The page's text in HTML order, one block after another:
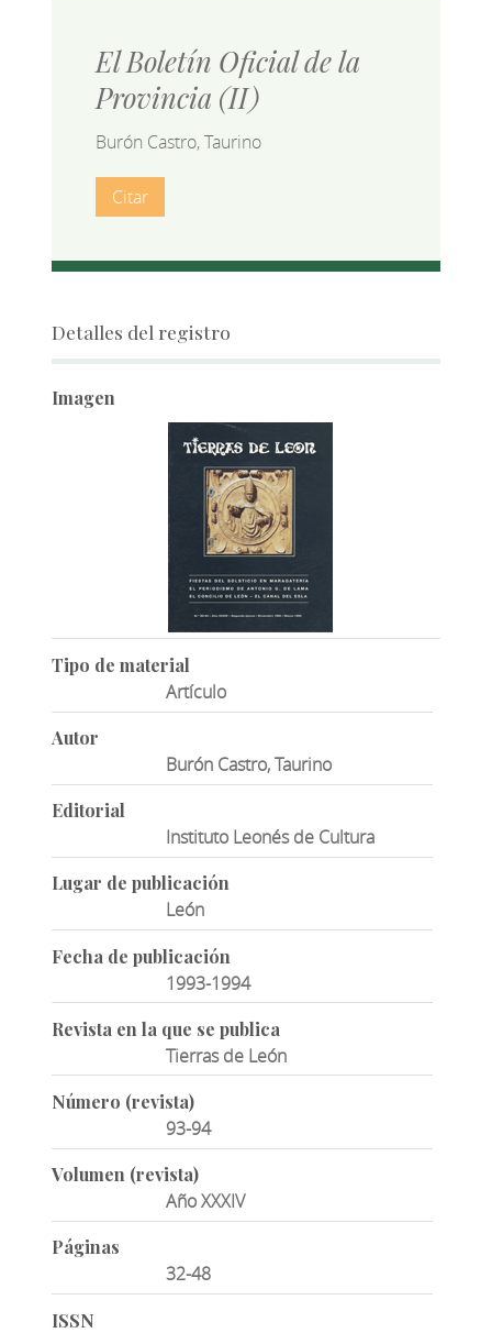
El Boletín Oficial de la
Provincia (II)
Burón Castro, Taurino
Citar
Detalles del registro
Imagen
Tipo de material
Artículo
Autor
Burón Castro, Taurino
Editorial
Instituto Leonés de Cultura
Lugar de publicación
León
Fecha de publicación
1993-1994
Revista en la que se publica
Tierras de León
Número (revista)
93-94
Volumen (revista)
Año XXXIV
Páginas
32-48
ISSN